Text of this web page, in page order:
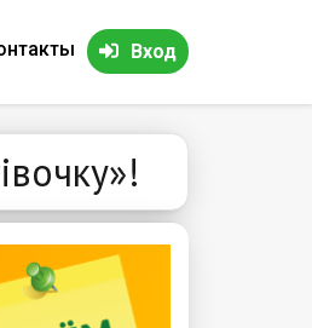
Вход